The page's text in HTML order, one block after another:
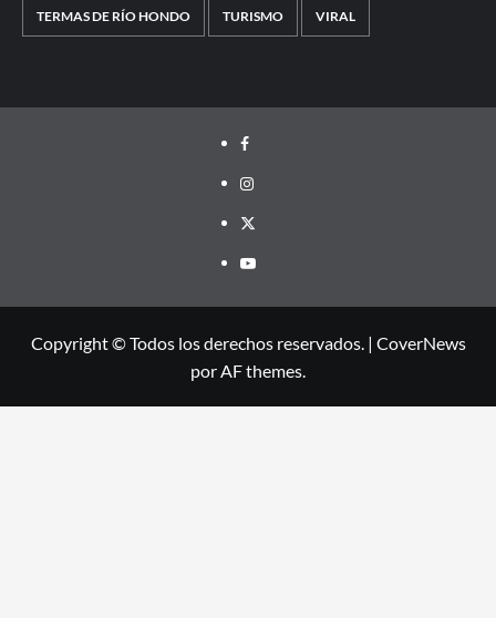
TERMAS DE RÍO HONDO TURISMO VIRAL
Facebook
Instagram
Twitter
Youtube
Copyright © Todos los derechos reservados. | CoverNews
por AF themes.